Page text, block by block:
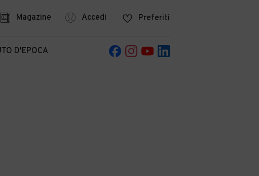
Magazine Accedi Preferiti
D'EPOCA